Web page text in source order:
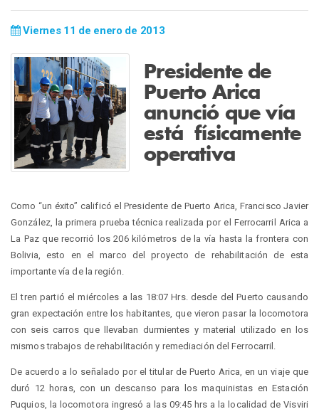
Viernes 11 de enero de 2013
Presidente de
Puerto Arica
anunció que vía
está físicamente
operativa
Como “un éxito” calificó el Presidente de Puerto Arica, Francisco Javier
González, la primera prueba técnica realizada por el Ferrocarril Arica a
La Paz que recorrió los 206 kilómetros de la vía hasta la frontera con
Bolivia, esto en el marco del proyecto de rehabilitación de esta
importante vía de la región.
El tren partió el miércoles a las 18:07 Hrs. desde del Puerto causando
gran expectación entre los habitantes, que vieron pasar la locomotora
con seis carros que llevaban durmientes y material utilizado en los
mismos trabajos de rehabilitación y remediación del Ferrocarril.
De acuerdo a lo señalado por el titular de Puerto Arica, en un viaje que
duró 12 horas, con un descanso para los maquinistas en Estación
Puquios, la locomotora ingresó a las 09:45 hrs a la localidad de Visviri